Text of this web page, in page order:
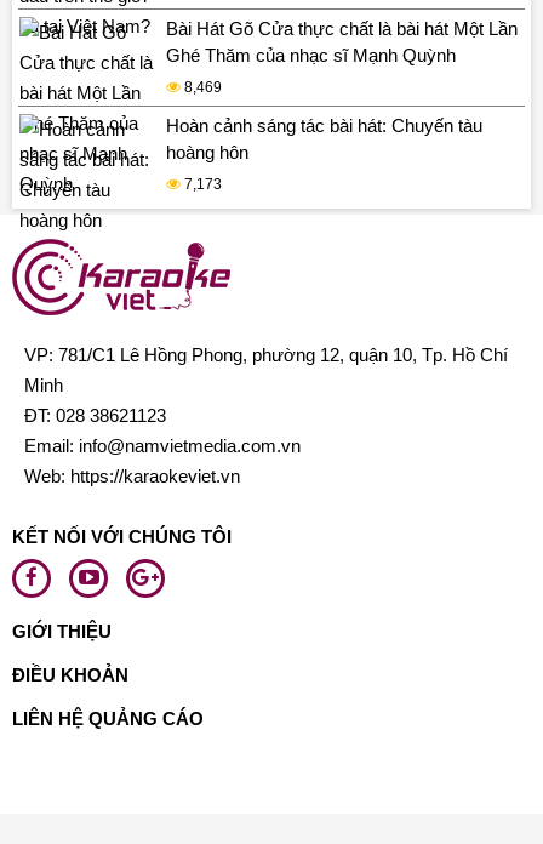
Bài Hát Gõ Cửa thực chất là bài hát Một Lần
Ghé Thăm của nhạc sĩ Mạnh Quỳnh
8,469
Hoàn cảnh sáng tác bài hát: Chuyến tàu
hoàng hôn
7,173
VP: 781/C1 Lê Hồng Phong, phường 12, quận 10, Tp. Hồ Chí
Minh
ĐT: 028 38621123
Email: info@namvietmedia.com.vn
Web: https://karaokeviet.vn
KẾT NỐI VỚI CHÚNG TÔI
GIỚI THIỆU
ĐIỀU KHOẢN
LIÊN HỆ QUẢNG CÁO